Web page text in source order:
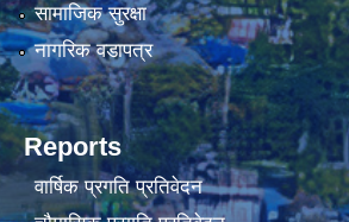
सामाजिक सुरक्षा
नागरिक वडापत्र
Reports
वार्षिक प्रगति प्रतिवेदन